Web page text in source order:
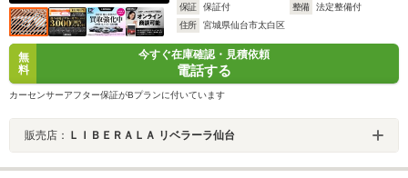
保証
保証付 整備
法定整備付
住所
宮城県仙台市太白区
無
料
今すぐ在庫確認・見積依頼
電話する
カーセンサーアフター保証がBプランに付いています
販売店： ＬＩＢＥＲＡＬＡ リベラーラ仙台